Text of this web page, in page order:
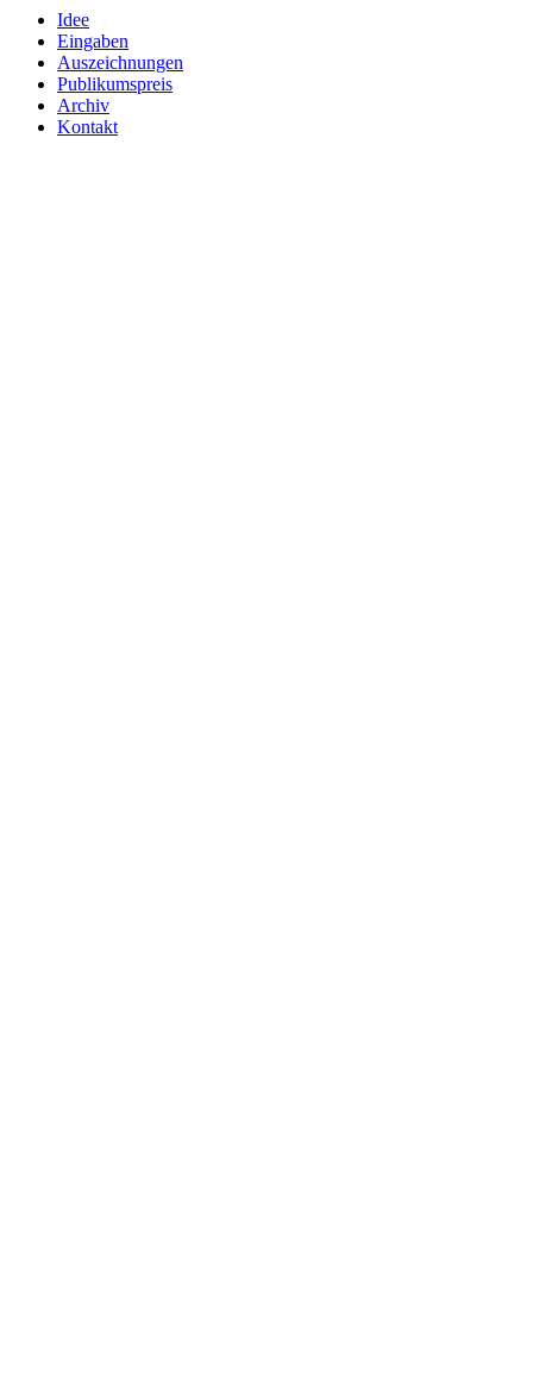
Idee
Eingaben
Auszeichnungen
Publikumspreis
Archiv
Kontakt